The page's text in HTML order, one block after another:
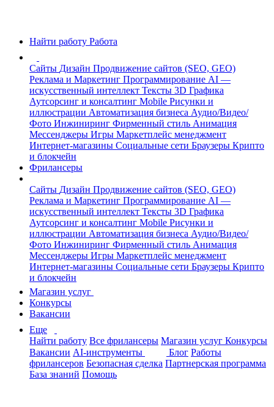
Найти работу Работа
Сайты Дизайн Продвижение сайтов (SEO, GEO)
Реклама и Маркетинг Программирование AI —
искусственный интеллект Тексты 3D Графика
Аутсорсинг и консалтинг Mobile Рисунки и
иллюстрации Автоматизация бизнеса Аудио/Видео/
Фото Инжиниринг Фирменный стиль Анимация
Мессенджеры Игры Маркетплейс менеджмент
Интернет-магазины Социальные сети Браузеры Крипто
и блокчейн
Фрилансеры
Сайты Дизайн Продвижение сайтов (SEO, GEO)
Реклама и Маркетинг Программирование AI —
искусственный интеллект Тексты 3D Графика
Аутсорсинг и консалтинг Mobile Рисунки и
иллюстрации Автоматизация бизнеса Аудио/Видео/
Фото Инжиниринг Фирменный стиль Анимация
Мессенджеры Игры Маркетплейс менеджмент
Интернет-магазины Социальные сети Браузеры Крипто
и блокчейн
Магазин услуг
Конкурсы
Вакансии
Еще
Найти работу Все фрилансеры Магазин услуг Конкурсы
Вакансии AI-инструменты Блог Работы
фрилансеров Безопасная сделка Партнерская программа
База знаний Помощь